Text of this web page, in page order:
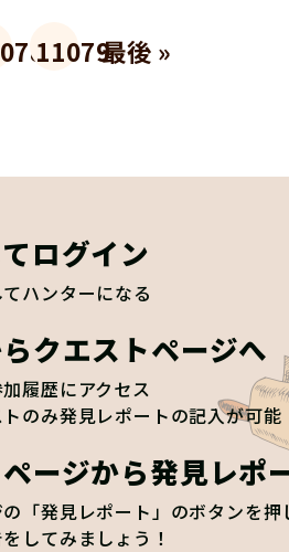
11079最後 »
ログイン
ハンターになる
クエストページへ
履歴にアクセス
のみ発見レポートの記入が可能
ージから発見レポ
「発見レポート」のボタンを押
してみましょう！